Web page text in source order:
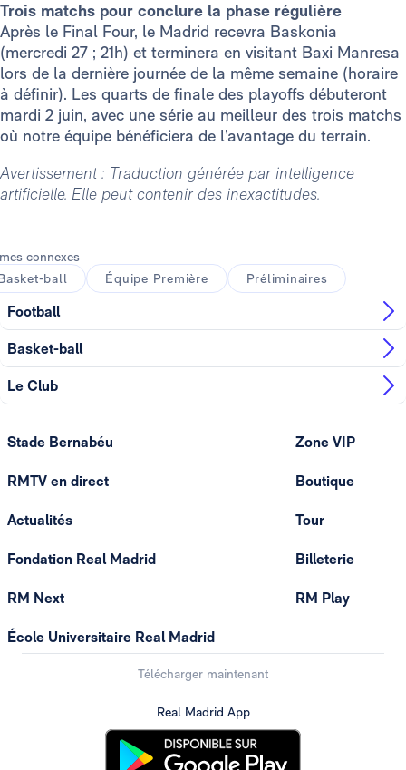
Trois matchs pour conclure la phase régulière
Après le Final Four, le Madrid recevra Baskonia
(mercredi 27 ; 21h) et terminera en visitant Baxi Manresa
lors de la dernière journée de la même semaine (horaire
à définir). Les quarts de finale des playoffs débuteront
mardi 2 juin, avec une série au meilleur des trois matchs
où notre équipe bénéficiera de l’avantage du terrain.
Avertissement : Traduction générée par intelligence
artificielle. Elle peut contenir des inexactitudes.
connexes
ball
Équipe Première Préliminaires
Football
Basket-ball
Le Club
Stade Bernabéu
RMTV en direct
Actualités
Fondation Real Madrid
RM Next
École Universitaire Real Madrid
Zone VIP
Boutique
Tour
Billeterie
RM Play
Télécharger maintenant
Real Madrid App